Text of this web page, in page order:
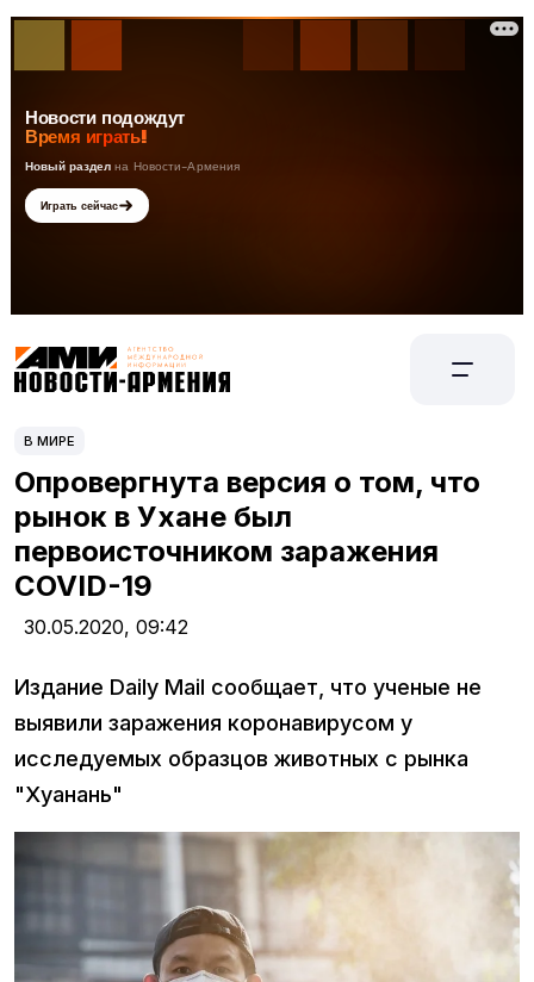
В МИРЕ
Опровергнута версия о том, что
рынок в Ухане был
первоисточником заражения
COVID-19
30.05.2020, 09:42
Издание Daily Mail сообщает, что ученые не
выявили заражения коронавирусом у
исследуемых образцов животных с рынка
"Хуанань"